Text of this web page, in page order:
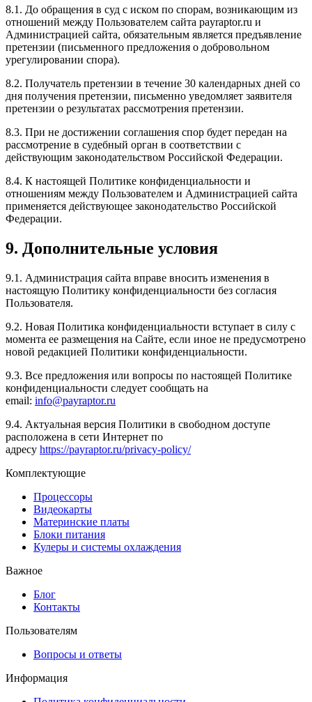
8.1. До обращения в суд с иском по спорам, возникающим из
отношений между Пользователем сайта payraptor.ru и
Администрацией сайта, обязательным является предъявление
претензии (письменного предложения о добровольном
урегулировании спора).
8.2. Получатель претензии в течение 30 календарных дней со
дня получения претензии, письменно уведомляет заявителя
претензии о результатах рассмотрения претензии.
8.3. При не достижении соглашения спор будет передан на
рассмотрение в судебный орган в соответствии с
действующим законодательством Российской Федерации.
8.4. К настоящей Политике конфиденциальности и
отношениям между Пользователем и Администрацией сайта
применяется действующее законодательство Российской
Федерации.
9. Дополнительные условия
9.1. Администрация сайта вправе вносить изменения в
настоящую Политику конфиденциальности без согласия
Пользователя.
9.2. Новая Политика конфиденциальности вступает в силу с
момента ее размещения на Сайте, если иное не предусмотрено
новой редакцией Политики конфиденциальности.
9.3. Все предложения или вопросы по настоящей Политике
конфиденциальности следует сообщать на
email: info@payraptor.ru
9.4. Актуальная версия Политики в свободном доступе
расположена в сети Интернет по
адресу https://payraptor.ru/privacy-policy/
Комплектующие
Процессоры
Видеокарты
Материнские платы
Блоки питания
Кулеры и системы охлаждения
Важное
Блог
Контакты
Пользователям
Вопросы и ответы
Информация